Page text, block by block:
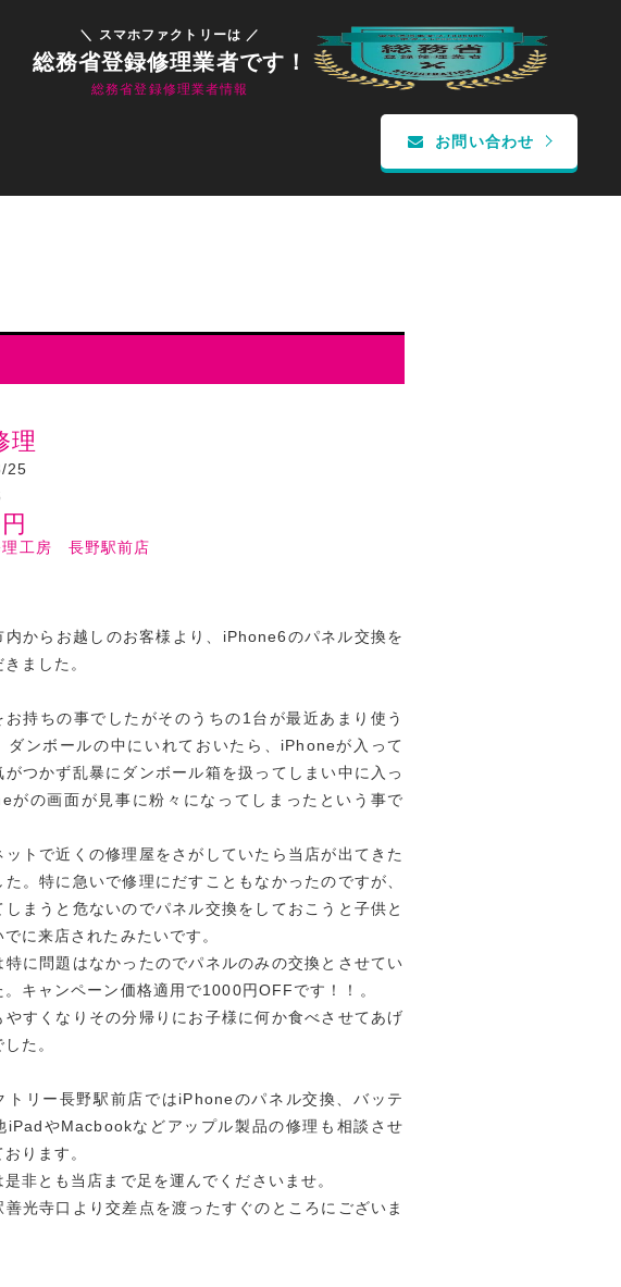
＼ スマホファクトリーは ／
総務省登録修理業者です！
総務省登録修理業者情報
お問い合わせ
理
25
円
理工房 長野駅前店
内からお越しのお客様より、iPhone6のパネル交換を
ました。
持ちの事でしたがそのうちの1台が最近あまり使う
ダンボールの中にいれておいたら、iPhoneが入って
がつかず乱暴にダンボール箱を扱ってしまい中に入っ
がの画面が見事に粉々になってしまったという事で
ットで近くの修理屋をさがしていたら当店が出てきた
た。特に急いで修理にだすこともなかったのですが、
しまうと危ないのでパネル交換をしておこうと子供と
に来店されたみたいです。
特に問題はなかったのでパネルのみの交換とさせてい
。キャンペーン価格適用で1000円OFFです！！。
やすくなりその分帰りにお子様に何か食べさせてあげ
た。
トリー長野駅前店ではiPhoneのパネル交換、バッテ
iPadやMacbookなどアップル製品の修理も相談させ
ります。
非とも当店まで足を運んでくださいませ。
善光寺口より交差点を渡ったすぐのところにございま